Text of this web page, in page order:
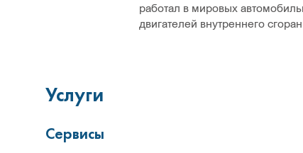
работал в мировых
двигателей внутреннего
Услуги
Сервисы